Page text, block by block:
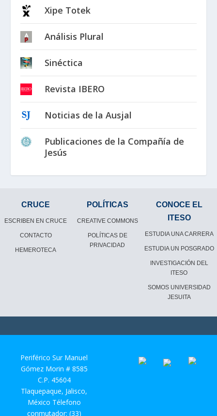
Xipe Totek
Análisis Plural
Sinéctica
Revista IBERO
Noticias de la Ausjal
Publicaciones de la Compañía de
Jesús
CRUCE
ESCRIBEN EN CRUCE
CONTACTO
HEMEROTECA
POLÍTICAS
CREATIVE COMMONS
POLÍTICAS DE
PRIVACIDAD
CONOCE EL
ITESO
ESTUDIA UNA CARRERA
ESTUDIA UN POSGRADO
INVESTIGACIÓN DEL
ITESO
SOMOS UNIVERSIDAD
JESUITA
Periférico Sur Manuel
Gómez Morin # 8585
C.P. 45604
Tlaquepaque, Jalisco,
México Télefono
conmutador: (33)